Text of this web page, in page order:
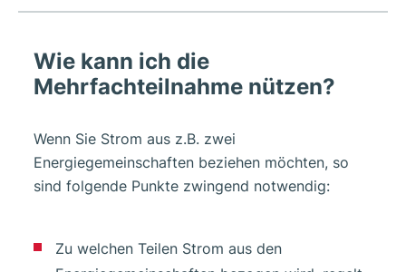
Wie kann ich die
Mehrfachteilnahme nützen?
Wenn Sie Strom aus z.B. zwei
Energiegemeinschaften beziehen möchten, so
sind folgende Punkte zwingend notwendig:
Zu welchen Teilen Strom aus den